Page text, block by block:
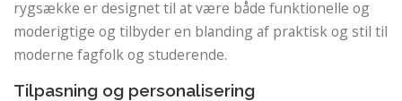
rygsække er designet til at være både funktionelle og
moderigtige og tilbyder en blanding af praktisk og stil til
moderne fagfolk og studerende.
Tilpasning og personalisering